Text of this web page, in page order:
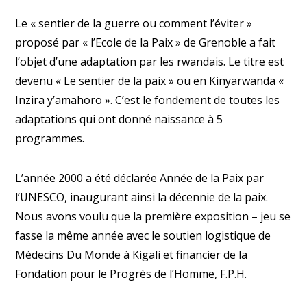
Le « sentier de la guerre ou comment l’éviter »
proposé par « l’Ecole de la Paix » de Grenoble a fait
l’objet d’une adaptation par les rwandais. Le titre est
devenu « Le sentier de la paix » ou en Kinyarwanda «
Inzira y’amahoro ». C’est le fondement de toutes les
adaptations qui ont donné naissance à 5
programmes.
L’année 2000 a été déclarée Année de la Paix par
l’UNESCO, inaugurant ainsi la décennie de la paix.
Nous avons voulu que la première exposition – jeu se
fasse la même année avec le soutien logistique de
Médecins Du Monde à Kigali et financier de la
Fondation pour le Progrès de l’Homme, F.P.H.